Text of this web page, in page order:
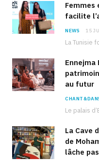
Femmes
facilite
NEWS 15
Ennejma
au futur
La Cave
de
lâche pas